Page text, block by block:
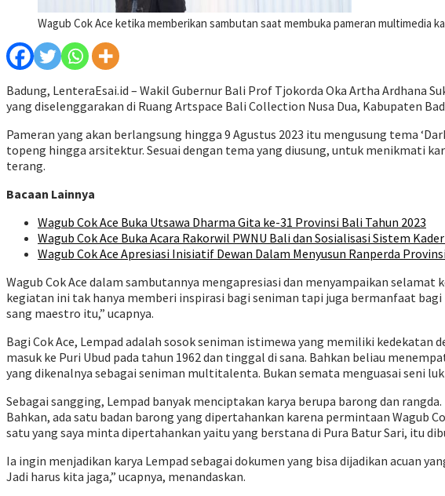
Wagub Cok Ace ketika memberikan sambutan saat membuka pameran multimedia
Badung, LenteraEsai.id – Wakil Gubernur Bali Prof Tjokorda Oka Artha Ardhana
yang diselenggarakan di Ruang Artspace Bali Collection Nusa Dua, Kabupaten
Pameran yang akan berlangsung hingga 9 Agustus 2023 itu mengusung tema
topeng hingga arsitektur. Sesuai dengan tema yang diusung, untuk menikmati
terang.
Bacaan Lainnya
Wagub Cok Ace Buka Utsawa Dharma Gita ke-31 Provinsi Bali Tahun 2023
Wagub Cok Ace Buka Acara Rakorwil PWNU Bali dan Sosialisasi Sistem
Wagub Cok Ace Apresiasi Inisiatif Dewan Dalam Menyusun Ranperda
Wagub Cok Ace dalam sambutannya mengapresiasi dan menyampaikan
kegiatan ini tak hanya memberi inspirasi bagi seniman tapi juga bermanfaat
sang maestro itu,” ucapnya.
Bagi Cok Ace, Lempad adalah sosok seniman istimewa yang memiliki kedekatan
masuk ke Puri Ubud pada tahun 1962 dan tinggal di sana. Bahkan beliau
yang dikenalnya sebagai seniman multitalenta. Bukan semata menguasai seni
Sebagai sangging, Lempad banyak menciptakan karya berupa barong dan
Bahkan, ada satu badan barong yang dipertahankan karena permintaan Wagub
satu yang saya minta dipertahankan yaitu yang berstana di Pura Batur Sari, itu
Ia ingin menjadikan karya Lempad sebagai dokumen yang bisa dijadikan acuan
Jadi harus kita jaga,” ucapnya, menandaskan.